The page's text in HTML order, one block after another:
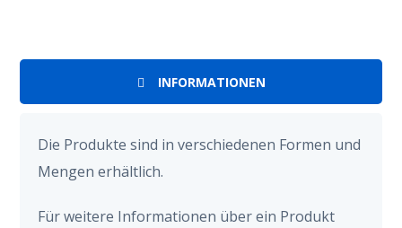
INFORMATIONEN
Die Produkte sind in verschiedenen Formen und
Mengen erhältlich.
Für weitere Informationen über ein Produkt